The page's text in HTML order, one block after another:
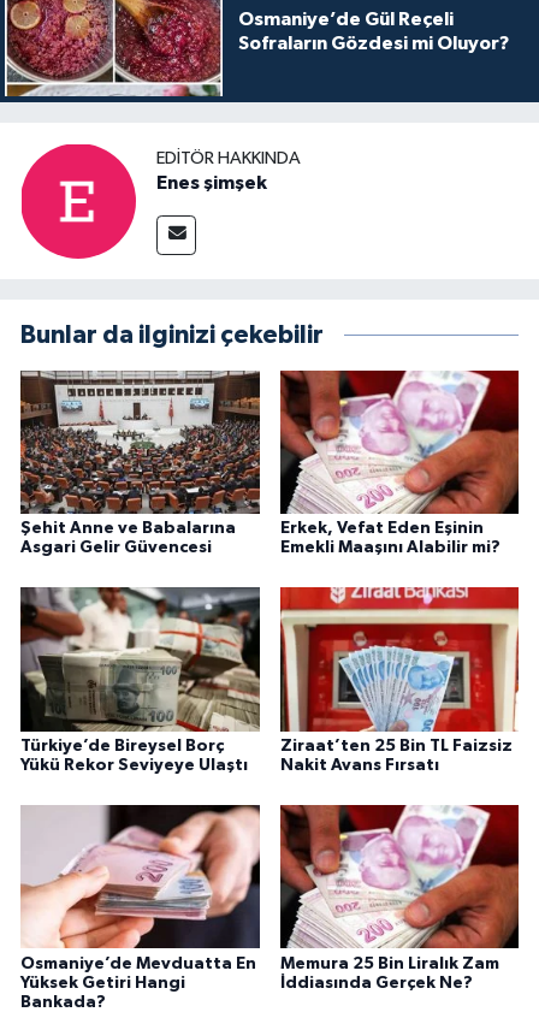
Osmaniye’de Gül Reçeli
Sofraların Gözdesi mi Oluyor?
EDITÖR HAKKINDA
Enes şimşek
Bunlar da ilginizi çekebilir
Şehit Anne ve Babalarına
Asgari Gelir Güvencesi
Erkek, Vefat Eden Eşinin
Emekli Maaşını Alabilir mi?
Türkiye’de Bireysel Borç
Yükü Rekor Seviyeye Ulaştı
Ziraat’ten 25 Bin TL Faizsiz
Nakit Avans Fırsatı
Osmaniye’de Mevduatta En
Yüksek Getiri Hangi
Bankada?
Memura 25 Bin Liralık Zam
İddiasında Gerçek Ne?